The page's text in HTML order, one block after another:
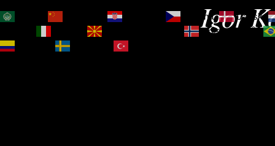
Igor
Čeština‎
Dansk
Norsk bokmål